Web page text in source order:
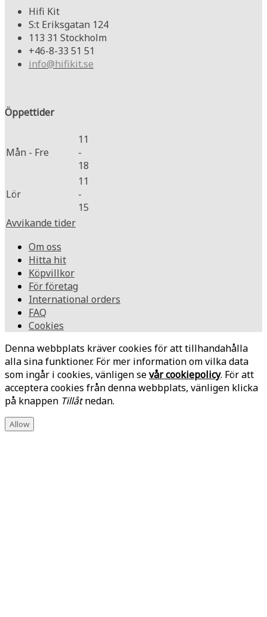
Hifi Kit
S:t Eriksgatan 124
113 31 Stockholm
+46-8-33 51 51
info@hifikit.se
Öppettider
Mån - Fre
11
-
18
Lör
11
-
15
Avvikande tider
Om oss
Hitta hit
Köpvillkor
För företag
International orders
FAQ
Cookies
Denna webbplats kräver cookies för att tillhandahålla
alla sina funktioner. För mer information om vilka data
som ingår i cookies, vänligen sevår cookiepolicy. För att
acceptera cookies från denna webbplats, vänligen klicka
på knappen Tillåtnedan.
Allow